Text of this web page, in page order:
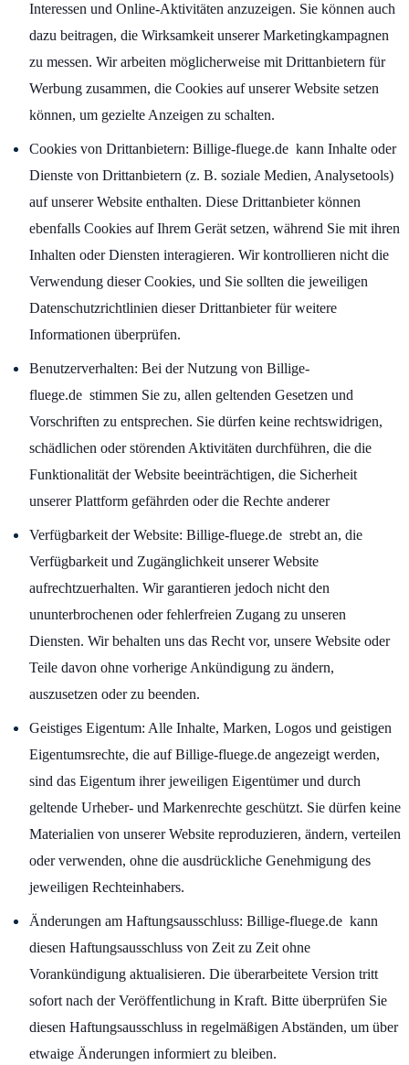
Interessen und Online-Aktivitäten anzuzeigen. Sie können auch
dazu beitragen, die Wirksamkeit unserer Marketingkampagnen
zu messen. Wir arbeiten möglicherweise mit Drittanbietern für
Werbung zusammen, die Cookies auf unserer Website setzen
können, um gezielte Anzeigen zu schalten.
Cookies von Drittanbietern: Billige-fluege.de kann Inhalte oder
Dienste von Drittanbietern (z. B. soziale Medien, Analysetools)
auf unserer Website enthalten. Diese Drittanbieter können
ebenfalls Cookies auf Ihrem Gerät setzen, während Sie mit ihren
Inhalten oder Diensten interagieren. Wir kontrollieren nicht die
Verwendung dieser Cookies, und Sie sollten die jeweiligen
Datenschutzrichtlinien dieser Drittanbieter für weitere
Informationen überprüfen.
Benutzerverhalten: Bei der Nutzung von Billige-
fluege.de stimmen Sie zu, allen geltenden Gesetzen und
Vorschriften zu entsprechen. Sie dürfen keine rechtswidrigen,
schädlichen oder störenden Aktivitäten durchführen, die die
Funktionalität der Website beeinträchtigen, die Sicherheit
unserer Plattform gefährden oder die Rechte anderer
Verfügbarkeit der Website: Billige-fluege.de strebt an, die
Verfügbarkeit und Zugänglichkeit unserer Website
aufrechtzuerhalten. Wir garantieren jedoch nicht den
ununterbrochenen oder fehlerfreien Zugang zu unseren
Diensten. Wir behalten uns das Recht vor, unsere Website oder
Teile davon ohne vorherige Ankündigung zu ändern,
auszusetzen oder zu beenden.
Geistiges Eigentum: Alle Inhalte, Marken, Logos und geistigen
Eigentumsrechte, die auf Billige-fluege.de angezeigt werden,
sind das Eigentum ihrer jeweiligen Eigentümer und durch
geltende Urheber- und Markenrechte geschützt. Sie dürfen keine
Materialien von unserer Website reproduzieren, ändern, verteilen
oder verwenden, ohne die ausdrückliche Genehmigung des
jeweiligen Rechteinhabers.
Änderungen am Haftungsausschluss: Billige-fluege.de kann
diesen Haftungsausschluss von Zeit zu Zeit ohne
Vorankündigung aktualisieren. Die überarbeitete Version tritt
sofort nach der Veröffentlichung in Kraft. Bitte überprüfen Sie
diesen Haftungsausschluss in regelmäßigen Abständen, um über
etwaige Änderungen informiert zu bleiben.